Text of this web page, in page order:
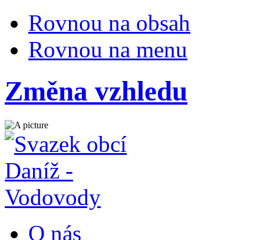
Rovnou na obsah
Rovnou na menu
Změna vzhledu
O nás